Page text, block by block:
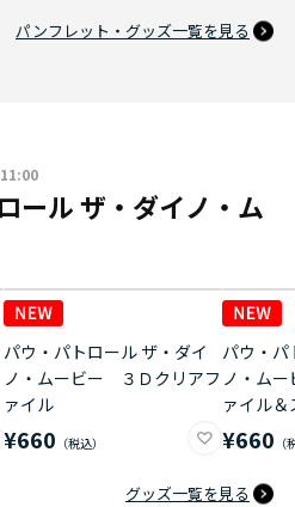
パンフレット・グッズ一覧を見る
ール ザ・ダイノ・ム
パウ・パトロール ザ・ダイ
ノ・ムービー ３Ｄクリアフ
ァイル
¥660
パウ・パ
ノ・ム
ァイル
¥660
グッズ一覧を見る